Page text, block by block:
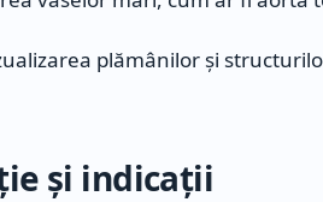
plămânilor și
și indicații